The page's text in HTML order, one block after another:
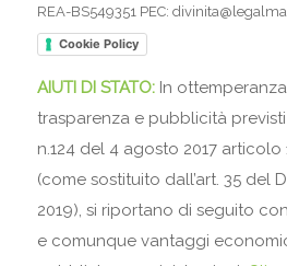
REA-BS549351 PEC:
Cookie Policy
AIUTI DI STATO: In
trasparenza e pubblicità
n.124 del 4 agosto 2017 articolo
(come sostituito dall’art. 35 del
2019), si riportano di seguito
e comunque vantaggi